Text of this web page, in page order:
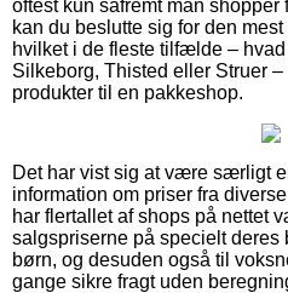
oftest kun såfremt man shopper
kan du beslutte sig for den
hvilket i de fleste tilfælde –
Silkeborg, Thisted eller Struer
produkter til en pakkeshop.
Det har vist sig at være særligt
information om priser fra
har flertallet af shops på nettet
salgspriserne på specielt deres
børn, og desuden også til
gange sikre fragt uden